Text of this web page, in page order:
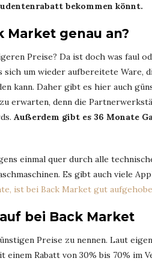
bekommen könnt.
Market genau an?
Preise? Da ist doch was faul
sich um wieder aufbereitete Ware,
kann. Daher gibt es hier auch
erwarten, denn die
Außerdem gibt es 36 Monate
einmal quer durch alle
Es gibt auch viele
ist bei Back Market gut
bei Back Market
Preise zu nennen. Laut
Rabatt von 30% bis 70% im